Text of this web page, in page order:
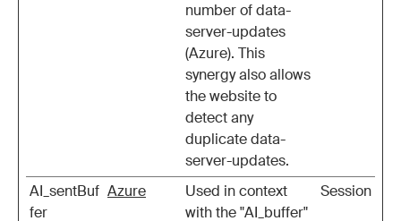
number of data-
server-updates
(Azure). This
synergy also allows
the website to
detect any
duplicate data-
server-updates.
AI_sentBuf
fer
Azure
Used in context
with the "AI_buffer"
Session